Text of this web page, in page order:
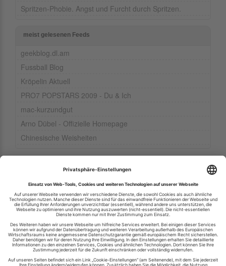
Spritzen-Phobie. Angst und Furcht durch Spritzen.
meist gelesenen Feeds
geekblog.dl.am
Fussball Blog
Kröpelin Aktuell
PRO7 POPSTARS 2009 - Du & Ich
mac-kurzundgut
Arno Dübel - Offizielle Homepage
Chinesische Weisheiten
Ihren RSS-Feed veröffentlichen
RSS-Verzeichnis.de © 2003-2026
Impressum
Kontakt